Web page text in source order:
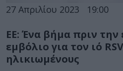
27 Απριλίου 2023 19:00
ΕΕ: Ένα βήμα πριν
εμβόλιο για τον ιό
ηλικιωμένους